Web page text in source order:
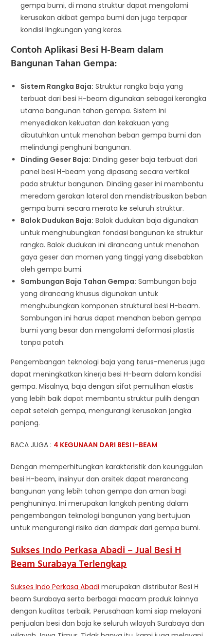
gempa bumi, di mana struktur dapat mengalami
kerusakan akibat gempa bumi dan juga terpapar
kondisi lingkungan yang keras.
Contoh Aplikasi Besi H-Beam dalam
Bangunan Tahan Gempa:
Sistem Rangka Baja: Struktur rangka baja yang
terbuat dari besi H-beam digunakan sebagai kerangka
utama bangunan tahan gempa. Sistem ini
menyediakan kekuatan dan kekakuan yang
dibutuhkan untuk menahan beban gempa bumi dan
melindungi penghuni bangunan.
Dinding Geser Baja: Dinding geser baja terbuat dari
panel besi H-beam yang dipasang secara vertikal
pada struktur bangunan. Dinding geser ini membantu
meredam gerakan lateral dan mendistribusikan beban
gempa bumi secara merata ke seluruh struktur.
Balok Dudukan Baja: Balok dudukan baja digunakan
untuk menghubungkan fondasi bangunan ke struktur
rangka. Balok dudukan ini dirancang untuk menahan
gaya geser dan momen yang tinggi yang disebabkan
oleh gempa bumi.
Sambungan Baja Tahan Gempa: Sambungan baja
yang dirancang khusus digunakan untuk
menghubungkan komponen struktural besi H-beam.
Sambungan ini harus dapat menahan beban gempa
bumi yang besar dan mengalami deformasi plastis
tanpa patah.
Pengembangan teknologi baja yang terus-menerus juga
dapat meningkatkan kinerja besi H-beam dalam kondisi
gempa. Misalnya, baja dengan sifat pemulihan elastis
yang lebih baik dapat membantu struktur pulih dengan
cepat setelah gempa, mengurangi kerusakan jangka
panjang.
BACA JUGA : 4 KEGUNAAN DARI BESI I-BEAM
Dengan memperhitungkan karakteristik dan keunggulan
besi H-beam, insinyur dan arsitek dapat merancang
bangunan yang lebih tahan gempa dan aman bagi
penghuninya. Ini merupakan langkah penting dalam
pengembangan teknologi bangunan yang bertujuan
untuk mengurangi risiko dan dampak dari gempa bumi.
Sukses Indo Perkasa Abadi – Jual Besi H
Beam Surabaya Terlengkap
Sukses Indo Perkasa Abadi merupakan distributor Besi H
beam Surabaya serta berbagai macam produk lainnya
dengan kualitas terbaik. Perusahaan kami siap melayani
penjualan besi dan baja ke seluruh wilayah Surabaya dan